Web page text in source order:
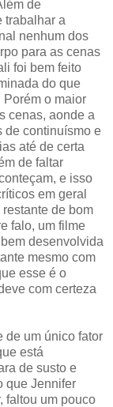
de
trabalhar a
nenhum dos
para as cenas
foi bem feito
do que
o maior
cenas, aonde a
de continuísmo e
até de certa
de faltar
e isso
em geral
de bom
falo, um filme
desenvolvida
mesmo com
esse é o
com certeza
de um único fator
está
de susto e
que Jennifer
faltou um pouco